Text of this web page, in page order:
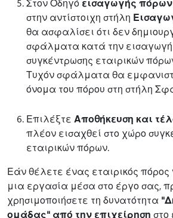
Στον Οδηγό εισαγωγής πόρων
στην αντίστοιχη στήλη
θα ασφαλίσει ότι δεν
σφάλματα κατά την
συγκέντρωσης εταιρικών
Τυχόν σφάλματα θα
όνομα του πόρου στη στήλη
Επιλέξτε Αποθήκευση και
πλέον εισαχθεί στο χώρο
εταιρικών πόρων.
Εάν θέλετε ένας εταιρικός
μια εργασία μέσα στο έργο σας,
χρησιμοποιήσετε τη δυνατότητα
ομάδας" από την επιχείρηση στο